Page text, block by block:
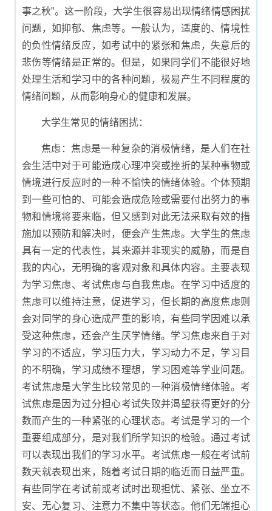
事之秋”。这一阶段，大学生很容易出现情绪情感困扰
问题，如抑郁、焦虑等。一般认为，适度的、情境性
的负性情绪反应，如考试中的紧张和焦虑，失意后的
悲伤等情绪是正常的。但是，如果同学们不能很好地
处理生活和学习中的各种问题，极易产生不同程度的
情绪问题，从而影响身心的健康和发展。
大学生常见的情绪困扰：
焦虑：焦虑是一种复杂的消极情绪，是人们在社
会生活中对于可能造成心理冲突或挫折的某种事物或
情境进行反应时的一种不愉快的情绪体验。个体预期
到一些可怕的、可能会造成危险或需要付出努力的事
物和情境将要来临，但又感到对此无法采取有效的措
施加以预防和解决时，便会产生焦虑。大学生的焦虑
具有一定的代表性，其来源并非现实的威胁，而是自
我的内心，无明确的客观对象和具体内容。主要表现
为学习焦虑、考试焦虑与自我焦虑。在学习中适度的
焦虑可以维持注意，促进学习，但长期的高度焦虑则
会对同学的身心造成严重的影响，有些同学因难以承
受这种焦虑，还会产生厌学情绪。学习焦虑来自于对
学习的不适应，学习压力大，学习动力不足，学习目
的不明确，学习成绩不理想，学习困难等学业问题。
考试焦虑是大学生比较常见的一种消极情绪体验。考
试焦虑是因为过分担心考试失败并渴望获得更好的分
数而产生的一种紧张的心理状态。考试是学习的一个
重要组成部分，是对我们所学知识的检验。通过考试
可以表现出我们的学习水平。考试焦虑一般在考试前
数天就表现出来，随着考试日期的临近而日益严重。
有些同学在考试前或考试时出现担忧、紧张、坐立不
安、无心复习、注意力不集中等状态。他们无端担心